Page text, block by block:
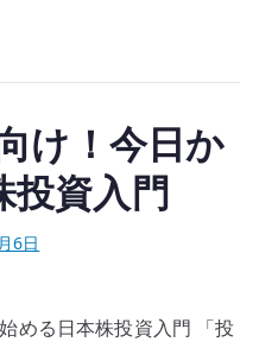
け！今日か
投資入門
6日
める日本株投資入門 「投